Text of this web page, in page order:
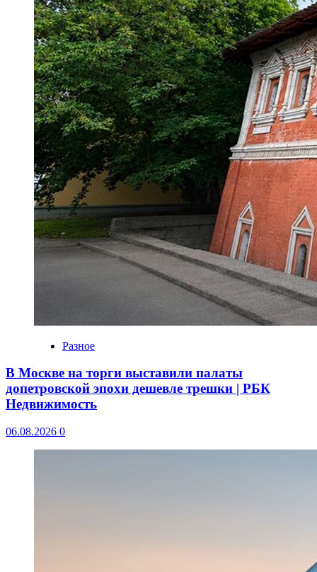
Разное
В Москве на торги выставили палаты
допетровской эпохи дешевле трешки | РБК
Недвижимость
06.08.2026 0